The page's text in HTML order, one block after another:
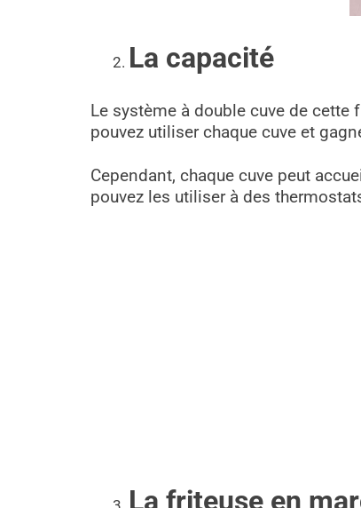
La capacité
Le système à double cuve de cette
pouvez utiliser chaque cuve et
Cependant, chaque cuve peut
pouvez les utiliser à des
La friteuse en